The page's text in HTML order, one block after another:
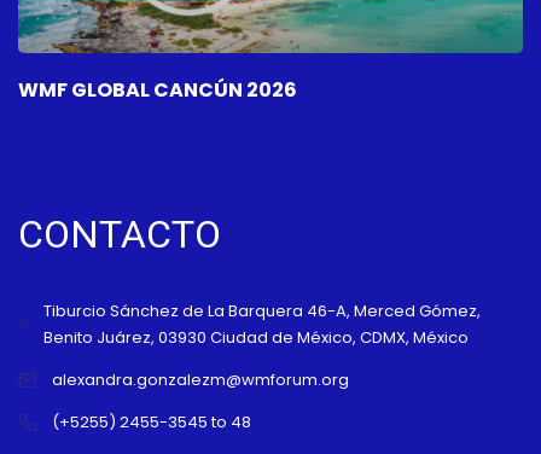
WMF GLOBAL CANCÚN 2026
CONTACTO
Tiburcio Sánchez de La Barquera 46-A, Merced Gómez,
Benito Juárez, 03930 Ciudad de México, CDMX, México
alexandra.gonzalezm@wmforum.org
(+5255) 2455-3545 to 48